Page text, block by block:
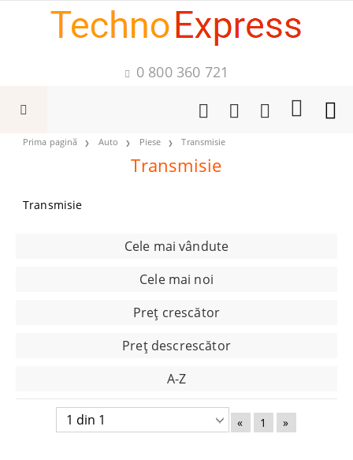
0 800 360 721
Prima pagină Auto Piese Transmisie
Transmisie
Transmisie
Cele mai vândute
Cele mai noi
Preţ crescător
Preţ descrescător
A-Z
« 1 »